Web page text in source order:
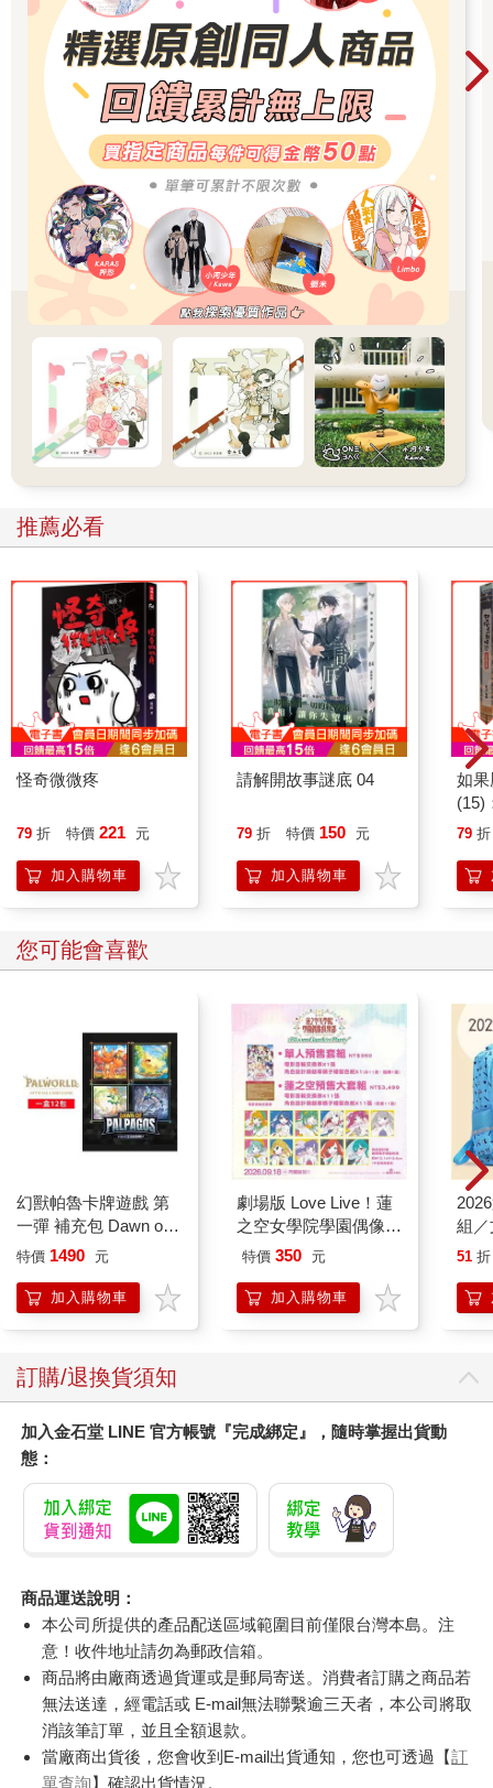
推薦必看
怪奇微微疼
79 折 特價 221 元
加入購物車
請解開故事謎底 04
79 折 特價 150 元
加入購物車
如
(15)
貓
79 折
您可能會喜歡
幻獸帕魯卡牌遊戲 第
一彈 補充包 Dawn of
Palpagos（日文版一
特價 1490 元
加入購物車
劇場版 Love Live！蓮
之空女學院學園偶像俱
樂部 Bloom Garden
特價 350 元
加入購物車
組
51 折
訂購/退換貨須知
加入金石堂 LINE 官方帳號『完成綁定』，隨時掌握出貨動
態：
商品運送說明：
本公司所提供的產品配送區域範圍目前僅限台灣本島。注
意！收件地址請勿為郵政信箱。
商品將由廠商透過貨運或是郵局寄送。消費者訂購之商品若
無法送達，經電話或 E-mail無法聯繫逾三天者，本公司將取
消該筆訂單，並且全額退款。
當廠商出貨後，您會收到E-mail出貨通知，您也可透過【訂
單查詢】確認出貨情況。